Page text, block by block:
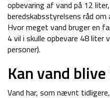
opbevaring af vand på 12
beredskabsstyrelsens råd
Hvor meget vand bruger en
4 vil i skulle opbevare 48 liter
personer).
Kan vand
Vand har, som nævnt